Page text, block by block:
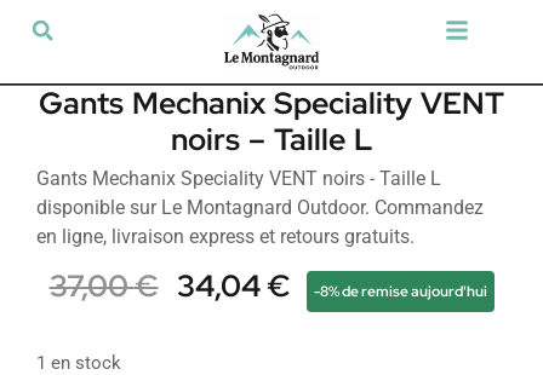
Gants Mechanix Speciality VENT
noirs – Taille L
Gants Mechanix Speciality VENT noirs - Taille L
disponible sur Le Montagnard Outdoor. Commandez
en ligne, livraison express et retours gratuits.
37,00€ 34,04€ -8% de remise aujourd'hui
1 en stock